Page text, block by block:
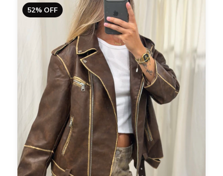
52% OFF